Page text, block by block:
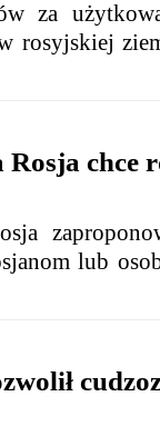
za
rosyjskiej
chce
lub